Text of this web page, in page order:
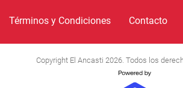
Términos y Condiciones Contacto
Copyright El Ancasti 2026. Todos los